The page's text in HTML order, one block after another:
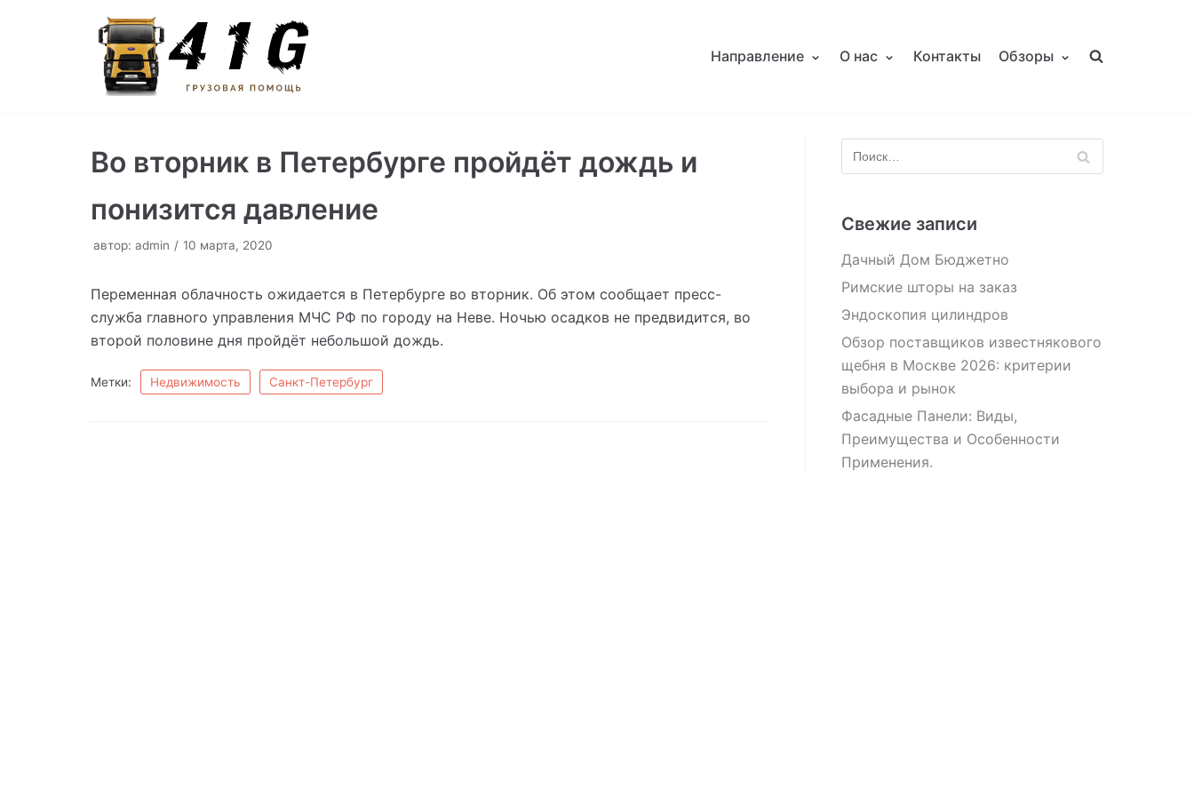
содержимому
Направление О нас Контакты Обзоры
Во вторник в Петербурге пройдёт дождь и
понизится давление
автор: admin 10 марта, 2020
Переменная облачность ожидается в Петербурге во вторник. Об этом сообщает пресс-
служба главного управления МЧС РФ по городу на Неве. Ночью осадков не предвидится, во
второй половине дня пройдёт небольшой дождь.
Метки: Недвижимость Санкт-Петербург
Свежие записи
Дачный Дом Бюджетно
Римские шторы на заказ
Эндоскопия цилиндров
Обзор поставщиков известнякового
щебня в Москве 2026: критерии
выбора и рынок
Фасадные Панели: Виды,
Преимущества и Особенности
Применения.